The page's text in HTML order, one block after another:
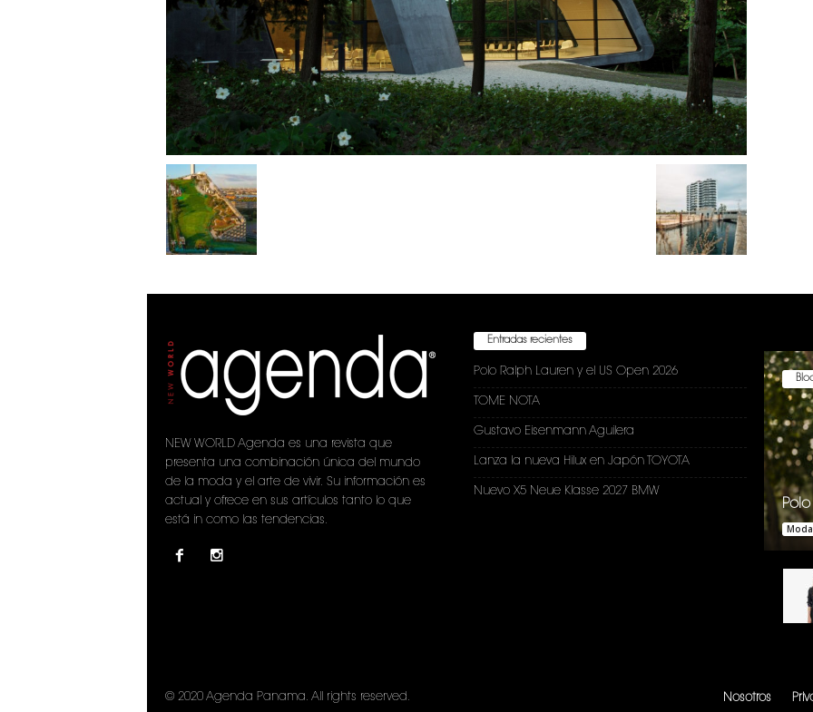
NEW WORLD Agenda es una revista que
presenta una combinación única del mundo
de la moda y el arte de vivir. Su información es
actual y ofrece en sus artículos tanto lo que
está in como las tendencias.
Entradas recientes
Polo Ralph Lauren y el US Open 2026
TOME NOTA
Gustavo Eisenmann Aguilera
Lanza la nueva Hilux en Japón TOYOTA
Nuevo X5 Neue Klasse 2027 BMW
Moda
Nosotros
© 2020 Agenda Panama. All rights reserved.